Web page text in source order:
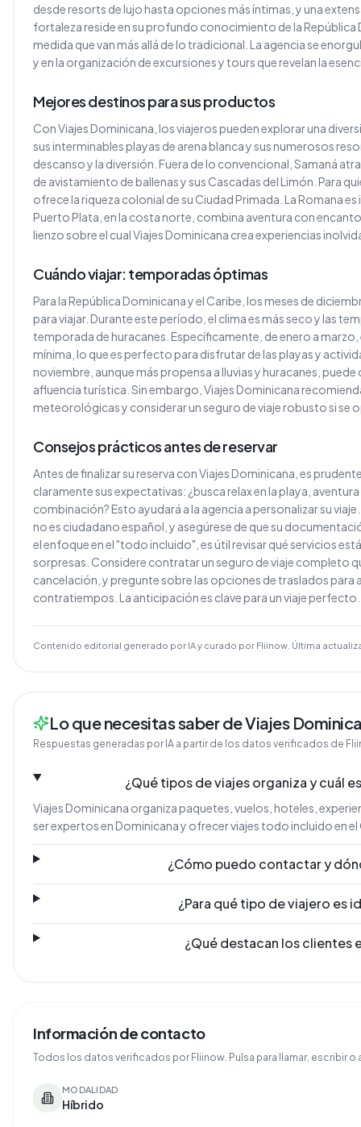
desde resorts de lujo hasta opciones más íntimas, y una
fortaleza reside en su profundo conocimiento de la República
medida que van más allá de lo tradicional. La agencia se
y en la organización de excursiones y tours que revelan la
Mejores destinos para sus productos
Con Viajes Dominicana, los viajeros pueden explorar una
sus interminables playas de arena blanca y sus numerosos
descanso y la diversión. Fuera de lo convencional, Samaná
de avistamiento de ballenas y sus Cascadas del Limón. Para
ofrece la riqueza colonial de su Ciudad Primada. La Romana
Puerto Plata, en la costa norte, combina aventura con
lienzo sobre el cual Viajes Dominicana crea experiencias
Cuándo viajar: temporadas óptimas
Para la República Dominicana y el Caribe, los meses de
para viajar. Durante este período, el clima es más seco y las
temporada de huracanes. Específicamente, de enero a
mínima, lo que es perfecto para disfrutar de las playas y
noviembre, aunque más propensa a lluvias y huracanes,
afluencia turística. Sin embargo, Viajes Dominicana
meteorológicas y considerar un seguro de viaje robusto si se
Consejos prácticos antes de reservar
Antes de finalizar su reserva con Viajes Dominicana, es
claramente sus expectativas: ¿busca relax en la playa,
combinación? Esto ayudará a la agencia a personalizar su
no es ciudadano español, y asegúrese de que su
el enfoque en el "todo incluido", es útil revisar qué servicios
sorpresas. Considere contratar un seguro de viaje completo
cancelación, y pregunte sobre las opciones de traslados para
contratiempos. La anticipación es clave para un viaje perfecto.
Contenido editorial generado por IA y curado por Fliinow. Última
Lo que necesitas saber de Viajes
Respuestas generadas por IA a partir de los datos verificados de
¿Qué tipos de viajes organiza y cuál
Viajes Dominicana organiza paquetes, vuelos, hoteles,
ser expertos en Dominicana y ofrecer viajes todo incluido en el
¿Cómo puedo contactar y
¿Para qué tipo de viajero es
¿Qué destacan los clientes
Información de contacto
Todos los datos verificados por Fliinow. Pulsa para llamar, escribir o
MODALIDAD
Híbrido